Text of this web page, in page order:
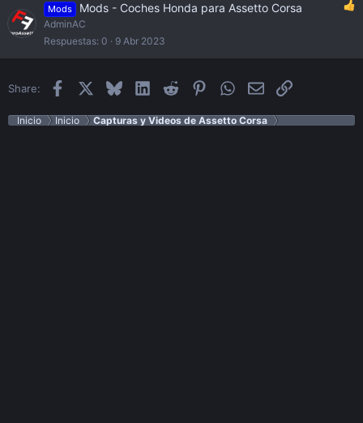
Mods Mods - Coches Honda para Assetto Corsa
AdminAC
Respuestas 0 9 Abr 2023
Share: Facebook BlueskyLinkedInReddit PinterestWhatsApp
EmailEnlace
Inicio Inicio Capturas y Videos de Assetto Corsa